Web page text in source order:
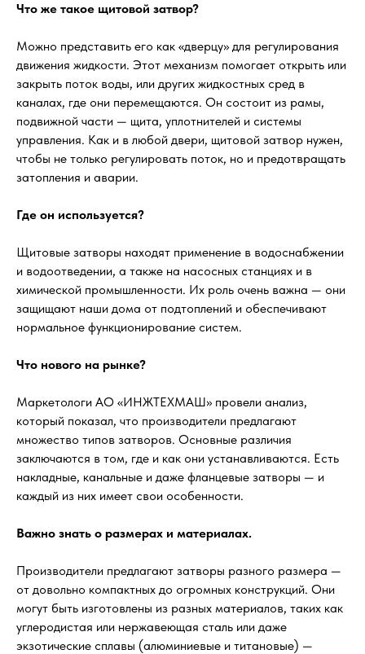
Что же такое щитовой затвор?
Можно представить его как «дверцу» для регулирования
движения жидкости. Этот механизм помогает открыть или
закрыть поток воды, или других жидкостных сред в
каналах, где они перемещаются. Он состоит из рамы,
подвижной части — щита, уплотнителей и системы
управления. Как и в любой двери, щитовой затвор нужен,
чтобы не только регулировать поток, но и предотвращать
затопления и аварии.
Где он используется?
Щитовые затворы находят применение в водоснабжении
и водоотведении, а также на насосных станциях и в
химической промышленности. Их роль очень важна — они
защищают наши дома от подтоплений и обеспечивают
нормальное функционирование систем.
Что нового на рынке?
Маркетологи АО «ИНЖТЕХМАШ» провели анализ,
который показал, что производители предлагают
множество типов затворов. Основные различия
заключаются в том, где и как они устанавливаются. Есть
накладные, канальные и даже фланцевые затворы — и
каждый из них имеет свои особенности.
Важно знать о размерах и материалах.
Производители предлагают затворы разного размера —
от довольно компактных до огромных конструкций. Они
могут быть изготовлены из разных материалов, таких как
углеродистая или нержавеющая сталь или даже
экзотические сплавы (алюминиевые и титановые) —